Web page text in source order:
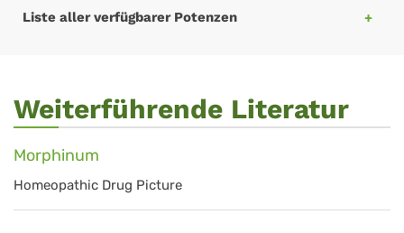
Liste aller verfügbarer Potenzen
Weiterführende Literatur
Morphinum
Homeopathic Drug Picture